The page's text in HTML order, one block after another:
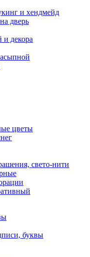
и хендмейд
дверь
и декора
цветы
свето-нити
буквы